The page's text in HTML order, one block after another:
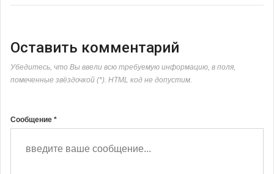
Оставить комментарий
Убедитесь, что Вы ввели всю требуемую информацию, в поля,
помеченные звёздочкой (*). HTML код не допустим.
Сообщение *